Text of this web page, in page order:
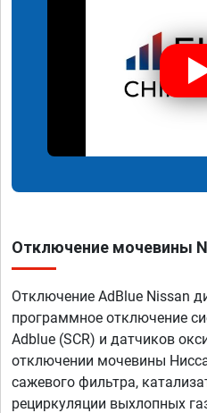
Отключение мочевины
Отключение AdBlue Nissan
программное отключение
Adblue (SCR) и датчиков
отключении мочевины
сажевого фильтра,
рециркуляции выхлопных